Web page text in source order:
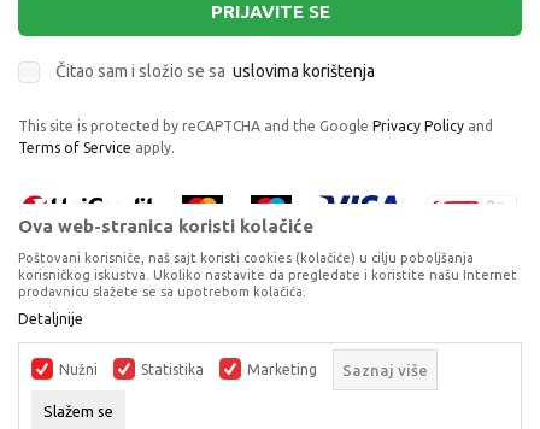
VSL25706 FLIPETS SIJAMSKA MACA 15CM
PLIŠANE
PRIJAVITE SE
Čitao sam i složio se sa uslovima korištenja
This site is protected by reCAPTCHA and the Google Privacy Policy and
Terms of Service apply.
Proizvode na sajtu nastojimo da opišemo što je preciznije moguće, ali ne
možemo garantovati da su svi podaci i fotografije, navedeni u okrviru
proizvoda, u potpunosti kompletni i bez grešaka. Svi artikli prikazani na
sajtu su dio naše ponude, ali ne podrazumijeva da su dostupni u svakom
Ova web-stranica koristi kolačiće
Poštovani korisniče, naš sajt koristi cookies (kolačiće) u cilju poboljšanja
korisničkog iskustva. Ukoliko nastavite da pregledate i koristite našu Internet
prodavnicu slažete se sa upotrebom kolačića.
Detaljnije
Nužni Statistika Marketing Saznaj više
Slažem se